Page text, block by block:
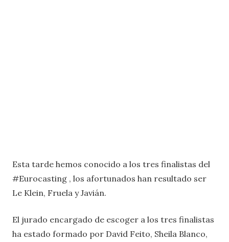
Esta tarde hemos conocido a los tres finalistas del
#Eurocasting , los afortunados han resultado ser
Le Klein, Fruela y Javián.
El jurado encargado de escoger a los tres finalistas
ha estado formado por David Feito, Sheila Blanco,